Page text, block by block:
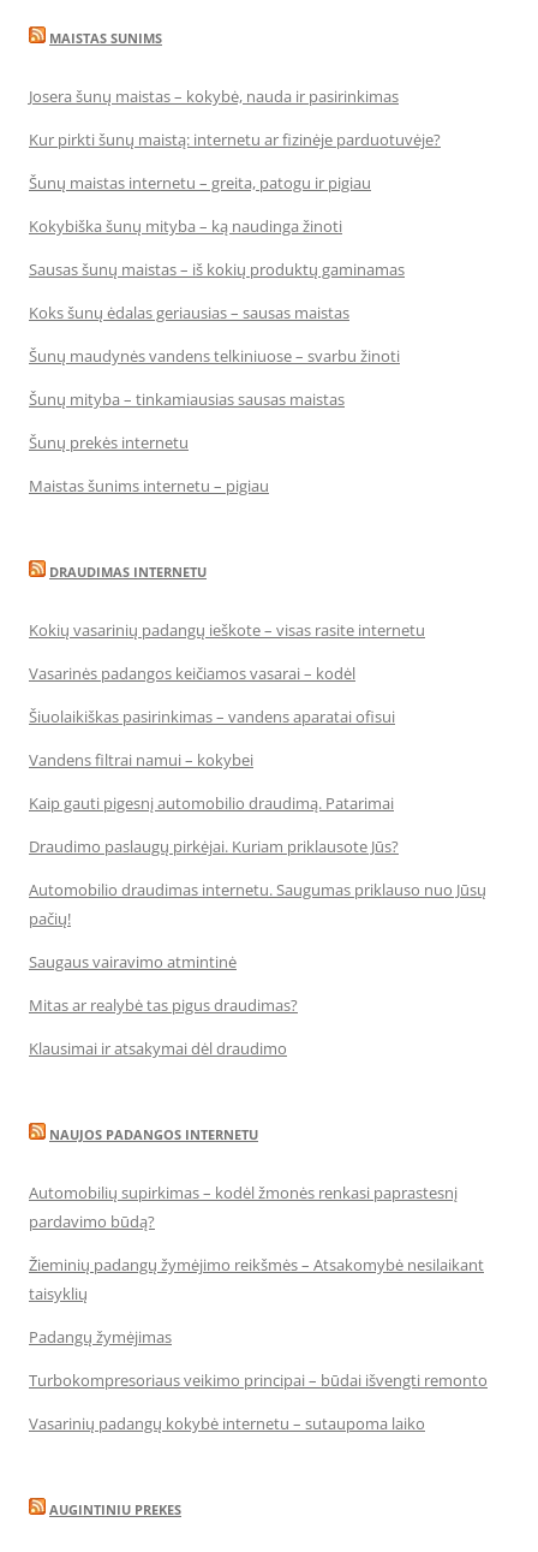
MAISTAS SUNIMS
Josera šunų maistas – kokybė, nauda ir pasirinkimas
Kur pirkti šunų maistą: internetu ar fizinėje parduotuvėje?
Šunų maistas internetu – greita, patogu ir pigiau
Kokybiška šunų mityba – ką naudinga žinoti
Sausas šunų maistas – iš kokių produktų gaminamas
Koks šunų ėdalas geriausias – sausas maistas
Šunų maudynės vandens telkiniuose – svarbu žinoti
Šunų mityba – tinkamiausias sausas maistas
Šunų prekės internetu
Maistas šunims internetu – pigiau
DRAUDIMAS INTERNETU
Kokių vasarinių padangų ieškote – visas rasite internetu
Vasarinės padangos keičiamos vasarai – kodėl
Šiuolaikiškas pasirinkimas – vandens aparatai ofisui
Vandens filtrai namui – kokybei
Kaip gauti pigesnį automobilio draudimą. Patarimai
Draudimo paslaugų pirkėjai. Kuriam priklausote Jūs?
Automobilio draudimas internetu. Saugumas priklauso nuo Jūsų
pačių!
Saugaus vairavimo atmintinė
Mitas ar realybė tas pigus draudimas?
Klausimai ir atsakymai dėl draudimo
NAUJOS PADANGOS INTERNETU
Automobilių supirkimas – kodėl žmonės renkasi paprastesnį
pardavimo būdą?
Žieminių padangų žymėjimo reikšmės – Atsakomybė nesilaikant
taisyklių
Padangų žymėjimas
Turbokompresoriaus veikimo principai – būdai išvengti remonto
Vasarinių padangų kokybė internetu – sutaupoma laiko
AUGINTINIU PREKES